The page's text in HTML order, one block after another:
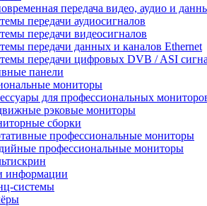
передача видео, аудио и
передачи аудиосигналов
передачи видеосигналов
передачи данных и каналов Ethernet
передачи цифровых DVB / ASI
панели
мониторы
для профессиональных
рэковые мониторы
сборки
профессиональные мониторы
профессиональные мониторы
информации
системы